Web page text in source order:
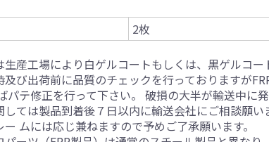
2枚
産工場により白ゲルコートもしくは、黒ゲルコー
び出荷前に品質のチェックを行っておりますが
パテ修正を行って下さい。 破損の大半が輸送中に
しては製品到着後７日以内に輸送会社にご相談願
ムには応じ兼ねますので予めご了承願います。